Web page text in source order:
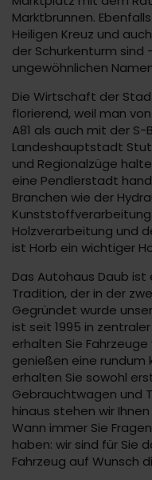
Marktbrunnen.
Heiligen Kreuz und
der Schurkenturm sind
ungewöhnlichen
Die Wirtschaft der
florierend, weil man
A81 als auch mit der
Landeshauptstadt
und Regionalzüge
eine Pendlerstadt
Branchen wie der
Holzverarbeitung und
ist Horb ein wichtiger
Das Autohaus Daub
Tradition, der in der
Gegründet wurde
ist seit 1995 in
erhalten Sie
genießen eine rundum
erhalten Sie sowohl
Gebrauchtwagen und
hinaus stehen wir
Wann immer Sie
haben: wir sind für Sie
Fahrzeug auf Wunsch